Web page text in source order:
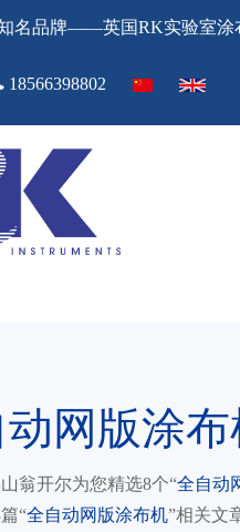
名品牌——英国RK实验室涂
18566398802
网版涂布
翁开尔为您精选8个“全自动
“全自动网版涂布机”相关文